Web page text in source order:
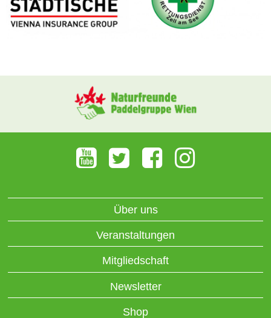
Über uns
Veranstaltungen
Mitgliedschaft
Newsletter
Shop